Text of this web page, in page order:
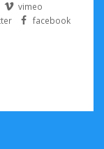
vimeo
facebook